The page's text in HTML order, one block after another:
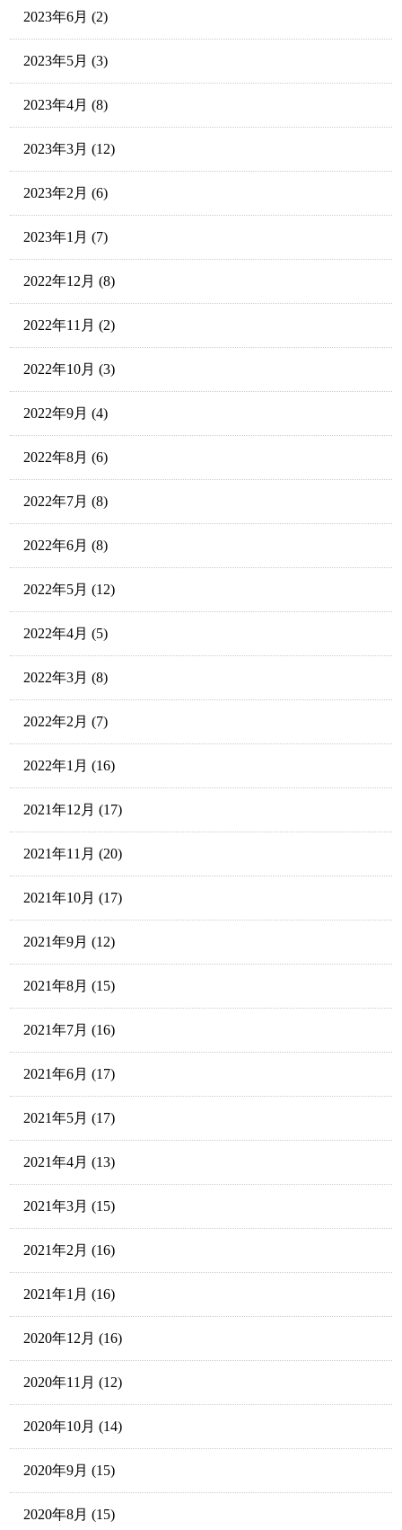
2023年6月 (2)
2023年5月 (3)
2023年4月 (8)
2023年3月 (12)
2023年2月 (6)
2023年1月 (7)
2022年12月 (8)
2022年11月 (2)
2022年10月 (3)
2022年9月 (4)
2022年8月 (6)
2022年7月 (8)
2022年6月 (8)
2022年5月 (12)
2022年4月 (5)
2022年3月 (8)
2022年2月 (7)
2022年1月 (16)
2021年12月 (17)
2021年11月 (20)
2021年10月 (17)
2021年9月 (12)
2021年8月 (15)
2021年7月 (16)
2021年6月 (17)
2021年5月 (17)
2021年4月 (13)
2021年3月 (15)
2021年2月 (16)
2021年1月 (16)
2020年12月 (16)
2020年11月 (12)
2020年10月 (14)
2020年9月 (15)
2020年8月 (15)